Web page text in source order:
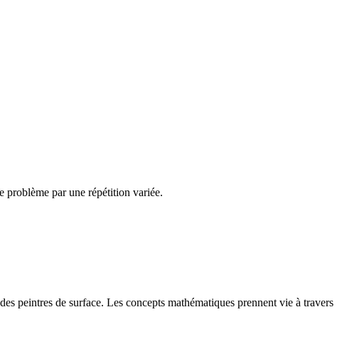
problème par une répétition variée.
peintres de surface. Les concepts mathématiques prennent vie à travers